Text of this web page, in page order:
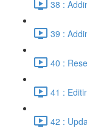
38 :
39 :
40 :
41 :
42 :